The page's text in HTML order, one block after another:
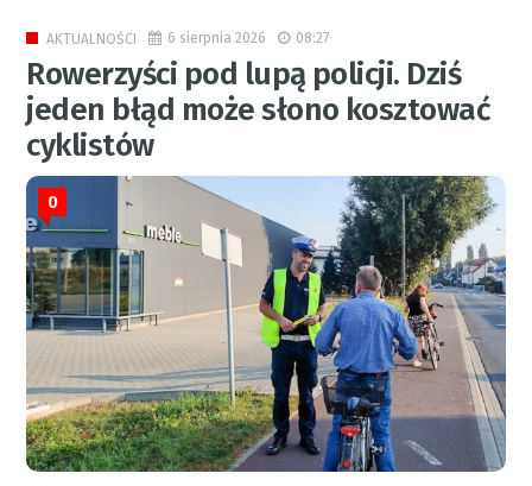
AKTUALNOŚCI 6 sierpnia 2026 08:27
Rowerzyści pod lupą policji. Dziś
jeden błąd może słono kosztować
cyklistów
0